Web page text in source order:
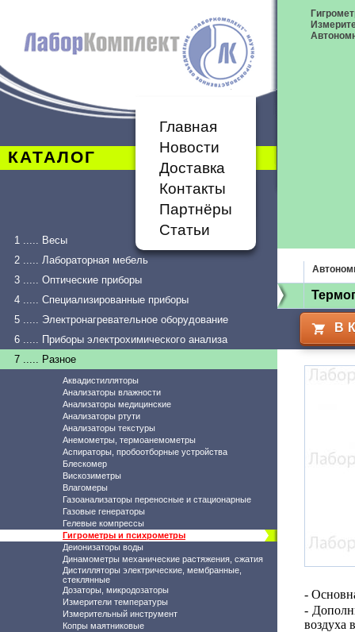
КАТАЛОГ
Главная
Новости
Доставка
Контакты
Партнёры
Статьи
1 ..... Весы
2 ..... Лабораторная мебель
3 ..... Оптические приборы
4 ..... Специализированные приборы
5 ..... Электронагревательное оборудование
6 ..... Приборы электрохимического анализа
7 ..... Разное
Аквадистилляторы
Анализаторы влажности
Анализаторы медицинские
Анализаторы ртути
Анализаторы текстуры
Анемометры, термоанемометры
Аспираторы, пробоотборные устройства
Блескомер
Вискозиметры
Влагомеры
Газоанализаторы переносные и стационарные
Газовые генераторы
Гелевые компрессы
Гигрометры и психрометры
Деионизаторы воды
Динамометры механические растяжения, сжатия
Дистилляторы электрические, мембранные,
стеклянные
Дозаторы, микродозаторы
Измерители температуры
Измерительный инструмент
Копры маятниковые
В
-
-
воздуха